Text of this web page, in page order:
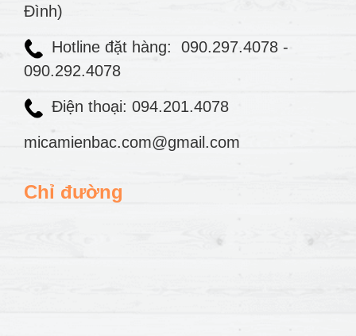
Đình)
Hotline đặt hàng: 090.297.4078 -
090.292.4078
Điện thoại: 094.201.4078
micamienbac.com@gmail.com
Chỉ đường